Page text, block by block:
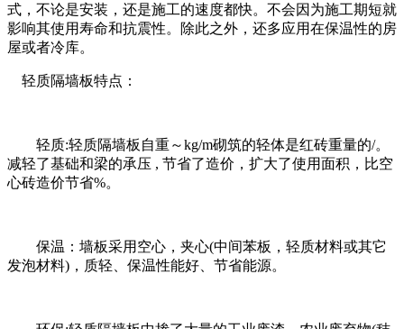
式，不论是安装，还是施工的速度都快。不会因为施工期短就
影响其使用寿命和抗震性。除此之外，还多应用在保温性的房
屋或者冷库。
轻质隔墙板特点：
轻质:轻质隔墙板自重～kg/m砌筑的轻体是红砖重量的/。
减轻了基础和梁的承压 , 节省了造价，扩大了使用面积，比空
心砖造价节省%。
保温：墙板采用空心，夹心(中间苯板，轻质材料或其它
发泡材料)，质轻、保温性能好、节省能源。